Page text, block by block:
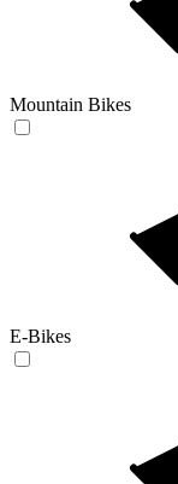
Mountain Bikes
E-Bikes